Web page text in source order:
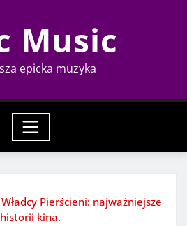
Music
epicka muzyka
Pierścieni: najważniejsze
kina.